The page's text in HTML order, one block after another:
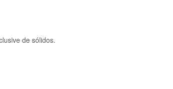
de sólidos.